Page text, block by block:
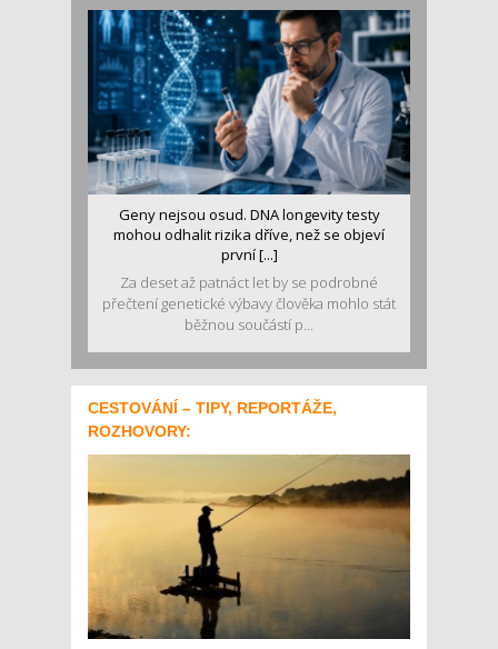
Geny nejsou osud. DNA longevity testy
mohou odhalit rizika dříve, než se objeví
první [...]
Za deset až patnáct let by se podrobné
přečtení genetické výbavy člověka mohlo stát
běžnou součástí p...
CESTOVÁNÍ – TIPY, REPORTÁŽE,
ROZHOVORY: